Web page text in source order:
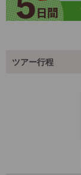
ツアー行程